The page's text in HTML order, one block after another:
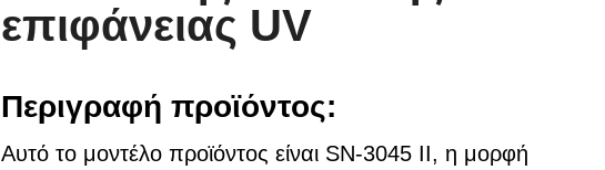
επιφάνειας UV
Περιγραφή προϊόντος:
Αυτό το μοντέλο προϊόντος είναι SN-3045 II, η μορφή